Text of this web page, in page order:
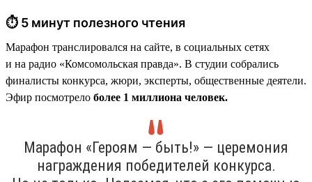
⏱ 5 минут полезного чтения
Марафон транслировался на сайте, в социальных сетях
и на радио «Комсомольская правда». В студии собрались
финалисты конкурса, жюри, эксперты, общественные деятели.
Эфир посмотрело более 1 миллиона человек.
Марафон «Героям — быть!» — церемония
награждения победителей конкурса.